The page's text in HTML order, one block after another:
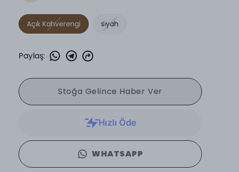
Açık Kahverengi si̇yah
Paylaş:
Stoğa Gelince Haber Ver
WHATSAPP